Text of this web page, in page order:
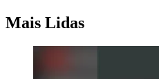
Mais Lidas